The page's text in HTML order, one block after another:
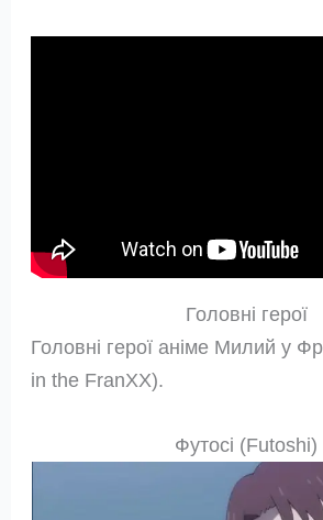
Головні герої
Головні герої аніме Милий у
in the FranXX).
Футосі (Futoshi)